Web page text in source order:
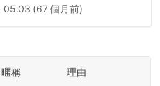
05:03 (67 個月前)
暱稱 理由